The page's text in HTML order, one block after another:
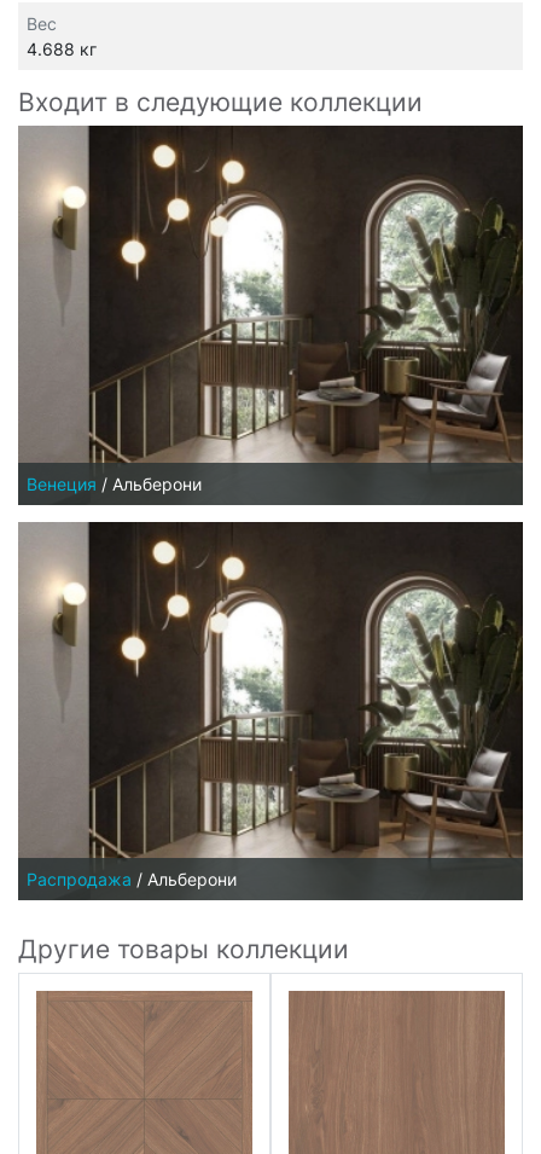
Вес
4.688 кг
Входит в следующие коллекции
Венеция / Альберони
Распродажа / Альберони
Другие товары коллекции